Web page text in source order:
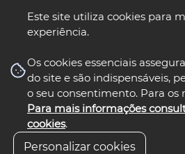
Este site utiliza cookies para
experiência.
Os cookies essenciais
do site e são indispensáveis,
o seu consentimento. Para os
Para mais informações
cookies.
Personalizar cookies
nos